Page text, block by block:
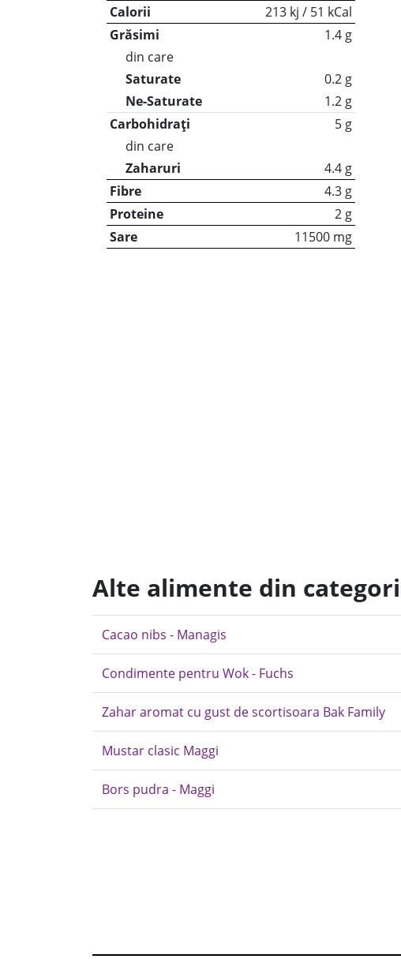
Calorii
213 kj / 51 kCal
Grăsimi
1.4 g
din care
Saturate
0.2 g
Ne-Saturate
1.2 g
Carbohidrați
5 g
din care
Zaharuri
4.4 g
Fibre
4.3 g
Proteine
2 g
Sare
11500 mg
Alte alimente din
Cacao nibs - Managis
Condimente pentru Wok - Fuchs
Zahar aromat cu gust de scortisoara Bak Family
Mustar clasic Maggi
Bors pudra - Maggi